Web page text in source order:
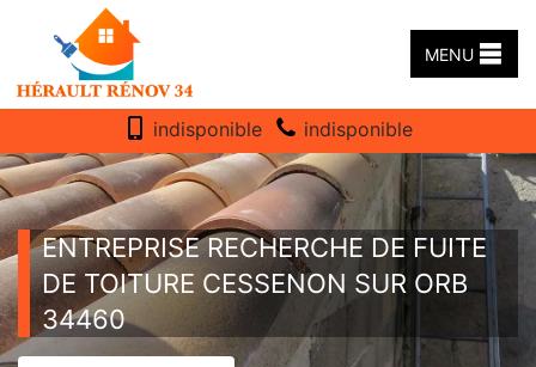
MENU
indisponible indisponible
ENTREPRISE RECHERCHE DE FUITE
DE TOITURE CESSENON SUR ORB
34460